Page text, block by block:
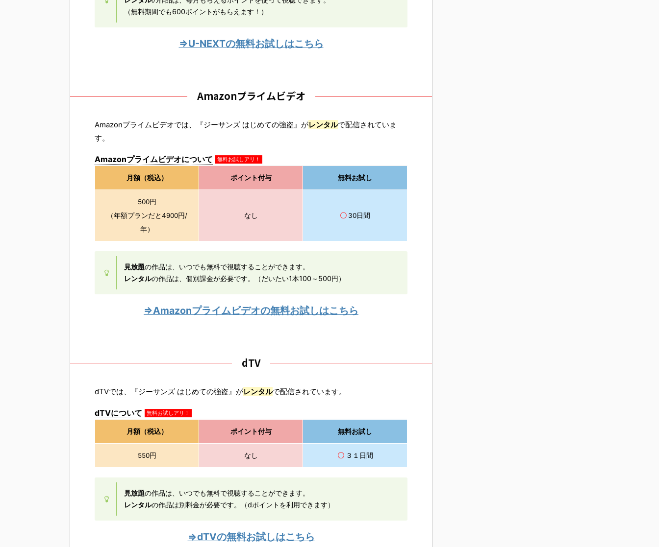
（無料期間でも600ポイントがもらえます！）
⇒U-NEXTの無料お試しはこちら
Amazonプライムビデオ
Amazonプライムビデオでは、『ジーサンズ はじめての強盗』がレンタルで配信されていま
す。
Amazonプライムビデオについて 無料お試しアリ！
月額（税込） ポイント付与 無料お試し
500円
（年額プランだと4900円/
年）
なし 〇 30日間
見放題の作品は、いつでも無料で視聴することができます。
レンタルの作品は、個別課金が必要です。（だいたい1本100～500円）
⇒Amazonプライムビデオの無料お試しはこちら
dTV
dTVでは、『ジーサンズ はじめての強盗』がレンタルで配信されています。
dTVについて 無料お試しアリ！
月額（税込） ポイント付与 無料お試し
550円 なし 〇 ３１日間
見放題の作品は、いつでも無料で視聴することができます。
レンタルの作品は別料金が必要です。（dポイントを利用できます）
⇒dTVの無料お試しはこちら